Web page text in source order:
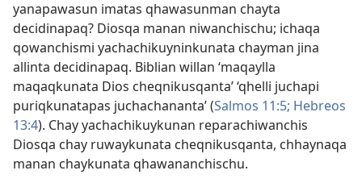
yanapawasun imatas qhawasunman chayta
decidinapaq? Diosqa manan niwanchischu; ichaqa
qowanchismi yachachikuyninkunata chayman jina
allinta decidinapaq. Biblian willan ‘maqaylla
maqaqkunata Dios cheqnikusqanta’ ‘qhelli juchapi
puriqkunatapas juchachananta’ (Salmos 11:5; Hebreos
13:4). Chay yachachikuykunan reparachiwanchis
Diosqa chay ruwaykunata cheqnikusqanta, chhaynaqa
manan chaykunata qhawananchischu.